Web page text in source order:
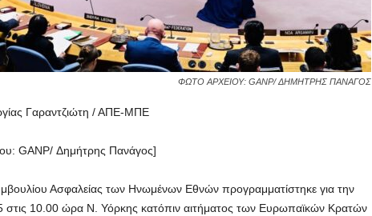
ΦΩΤΟ ΑΡΧΕΙΟΥ: GANP/ ΔΗΜΗΤΡΗΣ ΠΑΝΑΓΟΣ
Γαραντζιώτη / ΑΠΕ-ΜΠΕ
Δημήτρης Πανάγος]
Ασφαλείας των Ηνωμένων Εθνών προγραμματίστηκε για την
στις 10.00 ώρα Ν. Υόρκης κατόπιν αιτήματος των Ευρωπαϊκών Κρατών